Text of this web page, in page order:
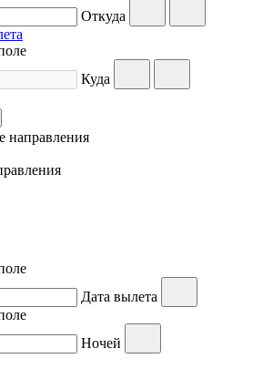
Откуда
Куда
направления
Дата вылета
Ночей